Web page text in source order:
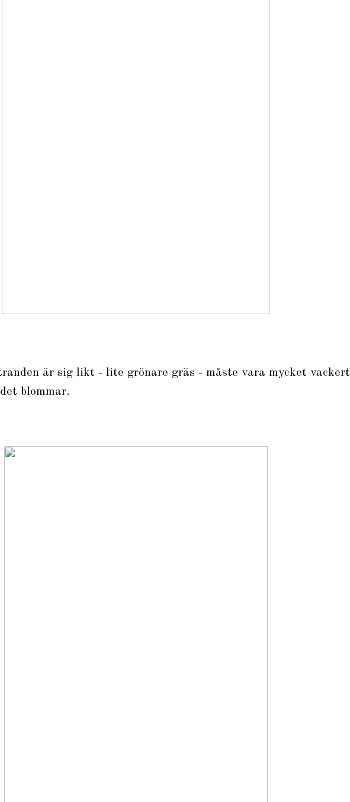
är sig likt - lite grönare gräs - måste vara mycket vackert
blommar.